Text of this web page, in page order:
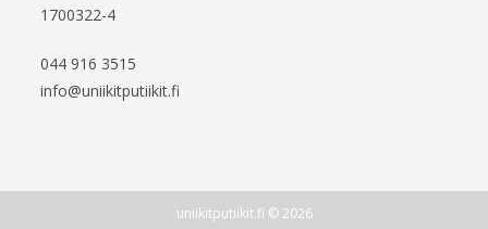
1700322-4
044 916 3515
info@uniikitputiikit.fi
uniikitputiikit.fi © 2026